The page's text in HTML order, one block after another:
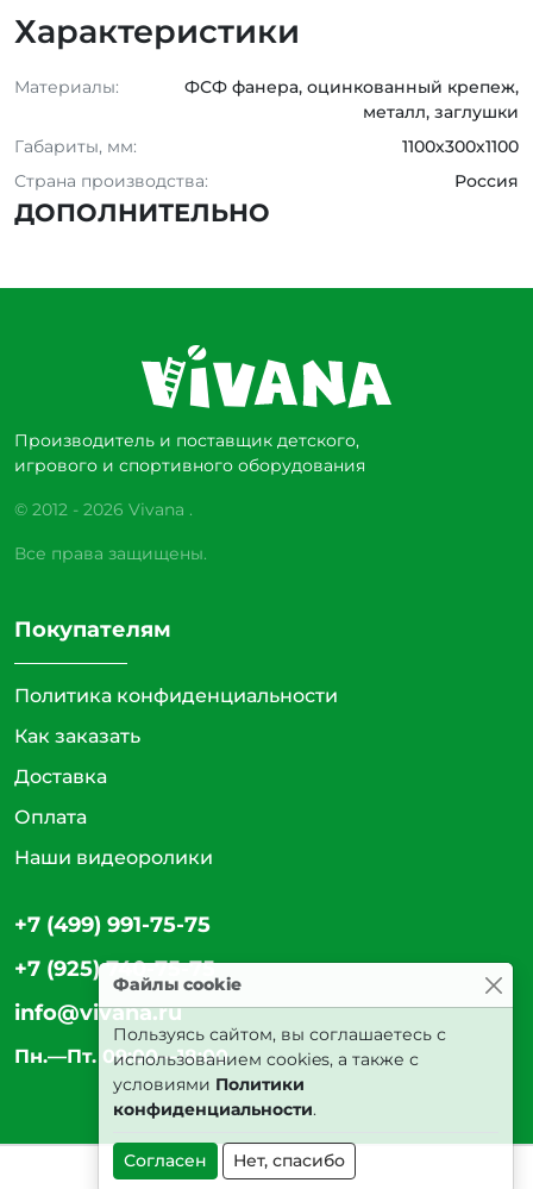
Характеристики
Материалы:
ФСФ фанера, оцинкованный крепеж,
металл, заглушки
Габариты, мм:
1100х300х1100
Страна производства:
Россия
ДОПОЛНИТЕЛЬНО
Производитель и поставщик детского,
игрового и спортивного оборудования
© 2012 - 2026 Vivana .
Все права защищены.
Покупателям
Политика конфиденциальности
Как заказать
Доставка
Оплата
Наши видеоролики
+7 (499) 991-75-75
+7 (925) 740-75-75
info@vivana.ru
Пн.—Пт. 09:00—18:00
Файлы cookie
Пользуясь сайтом, вы соглашаетесь с
использованием cookies, а также с
условиями Политики
конфиденциальности.
Согласен Нет, спасибо